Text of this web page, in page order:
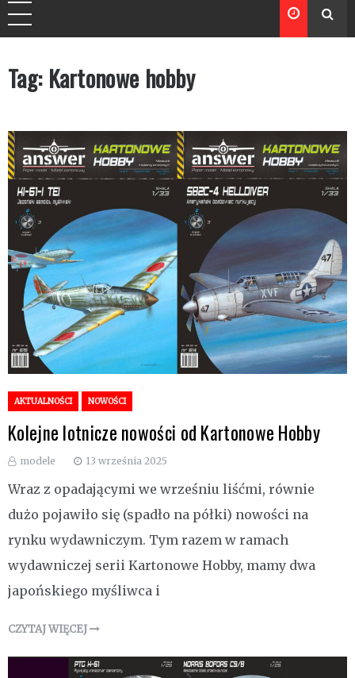
Tag: Kartonowe hobby
AKTUALNOŚCI NOWOŚCI
Kolejne lotnicze nowości od Kartonowe Hobby
modele 13 września 2025
Wraz z opadającymi we wrześniu liśćmi, równie
dużo pojawiło się (spadło na półki) nowości na
rynku wydawniczym. Tym razem w ramach
wydawniczej serii Kartonowe Hobby, mamy dwa
japońskiego myśliwca i
CZYTAJ WIĘCEJ